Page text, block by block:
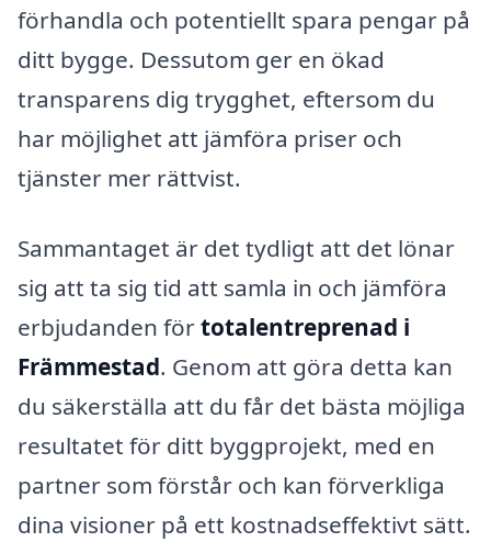
förhandla och potentiellt spara pengar på
ditt bygge. Dessutom ger en ökad
transparens dig trygghet, eftersom du
har möjlighet att jämföra priser och
tjänster mer rättvist.
Sammantaget är det tydligt att det lönar
sig att ta sig tid att samla in och jämföra
erbjudanden förtotalentreprenad i
Främmestad. Genom att göra detta kan
du säkerställa att du får det bästa möjliga
resultatet för ditt byggprojekt, med en
partner som förstår och kan förverkliga
dina visioner på ett kostnadseffektivt sätt.